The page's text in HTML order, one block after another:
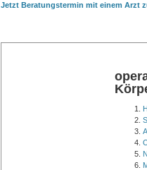
Jetzt Beratungstermin mit einem Arzt